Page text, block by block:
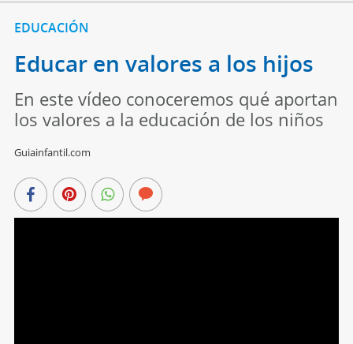
EDUCACIÓN
Educar en valores a los hijos
En este vídeo conoceremos qué aportan
los valores a la educación de los niños
Guiainfantil.com